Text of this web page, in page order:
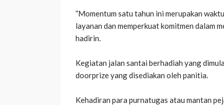
‎​”Momentum satu tahun ini merupakan
layanan dan memperkuat komitmen dalam
hadirin.
‎​Kegiatan jalan santai berhadiah yang
doorprize yang disediakan oleh panitia.
‎Kehadiran para purnatugas atau mantan